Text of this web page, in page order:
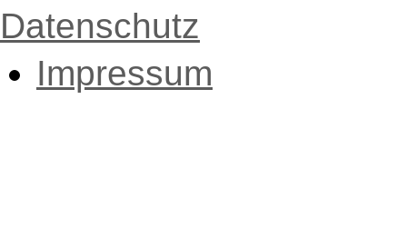
Datenschutz
Impressum